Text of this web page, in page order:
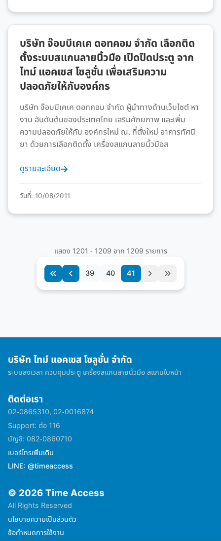
บริษัท จ๊อบบีเคเค ดอทคอม จำกัด เลือกติด
ตั้งระบบสแกนลายนิ้วมือ เปิดปิดประตู จาก
ไทม์ แอคเซส โซลูชั่น เพื่อเสริมความ
ปลอดภัยให้กับองค์กร
บริษัท จ๊อบบีเคเค ดอทคอม จำกัด ผู้นำทางด้านเว็บไซต์ หา
งาน อันดับต้นของประเทศไทย เสริมศักยภาพ และเพิ่ม
ความปลอดภัยให้กับ องค์กรใหม่ ณ. ที่ตั้งใหม่ อาคารทัศนี
ยา ด้วยการเลือกติดตั้ง เครื่องสแกนลายนิ้วมือส
ดูรายละเอียด
วันที่: 10/08/2011
แสดง 1201 - 1209 จาก 1209 รายการ
39 40 41
บริษัท ไทม์ แอคเซส โซลูชั่น จำกัด
ระบบลงเวลา ควบคุมประตู เครื่องสแกนลายนิ้วมือ สแกนใบหน้า
ติดต่อเรา
02-0865310, 02-0016874
Support: ต่อ 116
บัญชี: 082-0860710
เบอร์โทรเพิ่มเติม
LINE: @timeaccess
© 2026 Time Access
All Rights Reserved
นโยบายความเป็นส่วนตัว
ข้อกำหนดการใช้งาน